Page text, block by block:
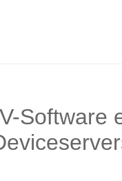
Software